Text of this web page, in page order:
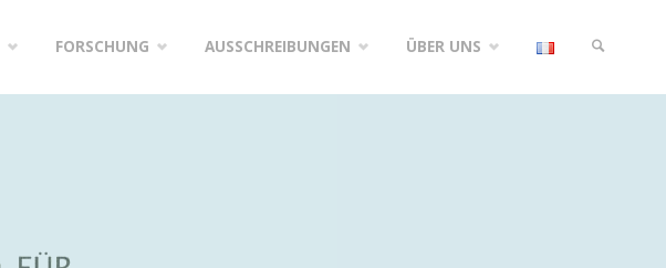
FORSCHUNG AUSSCHREIBUNGEN ÜBER UNS